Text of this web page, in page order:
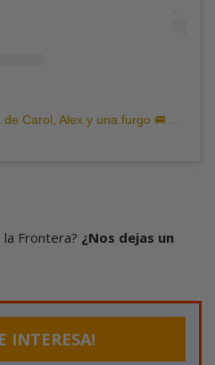
Frontera? ¿Nos dejas un